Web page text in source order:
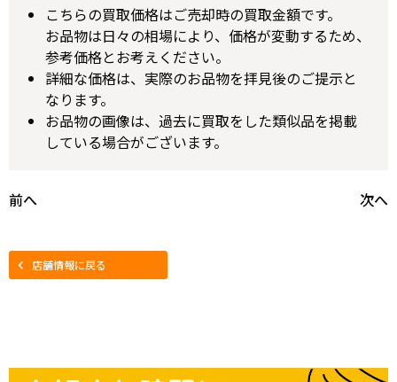
こちらの買取価格はご売却時の買取金額です。
お品物は日々の相場により、価格が変動するため、
参考価格とお考えください。
詳細な価格は、実際のお品物を拝見後のご提示と
なります。
お品物の画像は、過去に買取をした類似品を掲載
している場合がございます。
前へ 次へ
店舗情報に戻る